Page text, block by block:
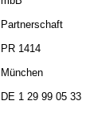
Partnerschaft
PR 1414
München
DE 1 29 99 05 33